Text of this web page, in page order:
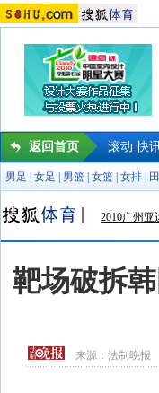
返回首页 滚动 快
男足 女足 男篮 女篮 女排
2010广州亚
靶场破拆
来源：法制晚报